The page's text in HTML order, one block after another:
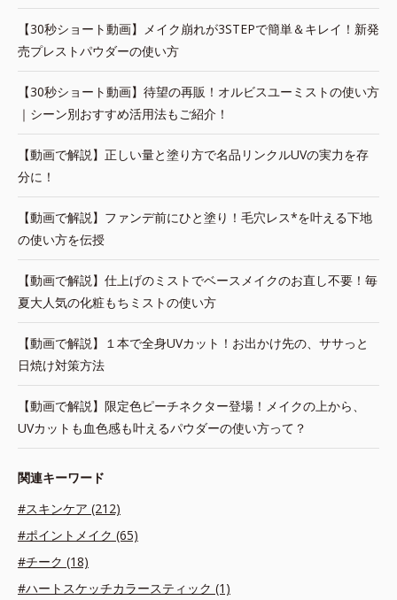
【30秒ショート動画】メイク崩れが3STEPで簡単＆キレイ！新発
売プレストパウダーの使い方
【30秒ショート動画】待望の再販！オルビスユーミストの使い方
｜シーン別おすすめ活用法もご紹介！
【動画で解説】正しい量と塗り方で名品リンクルUVの実力を存
分に！
【動画で解説】ファンデ前にひと塗り！毛穴レス*を叶える下地
の使い方を伝授
【動画で解説】仕上げのミストでベースメイクのお直し不要！毎
夏大人気の化粧もちミストの使い方
【動画で解説】１本で全身UVカット！お出かけ先の、ササっと
日焼け対策方法
【動画で解説】限定色ピーチネクター登場！メイクの上から、
UVカットも血色感も叶えるパウダーの使い方って？
関連キーワード
#スキンケア (212)
#ポイントメイク (65)
#チーク (18)
#ハートスケッチカラースティック (1)